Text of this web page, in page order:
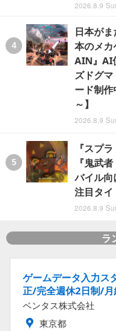
2026.8.9
日本が
本のメ
AIN』AI
ズドグ
ード制
～】
2026.8.9
『スプ
『鬼武
バイル
注目タ
2026.8.9
ラ
ゲームデータ入力ス
正/完全週休2日制/
ベンタス株式会社
東京都